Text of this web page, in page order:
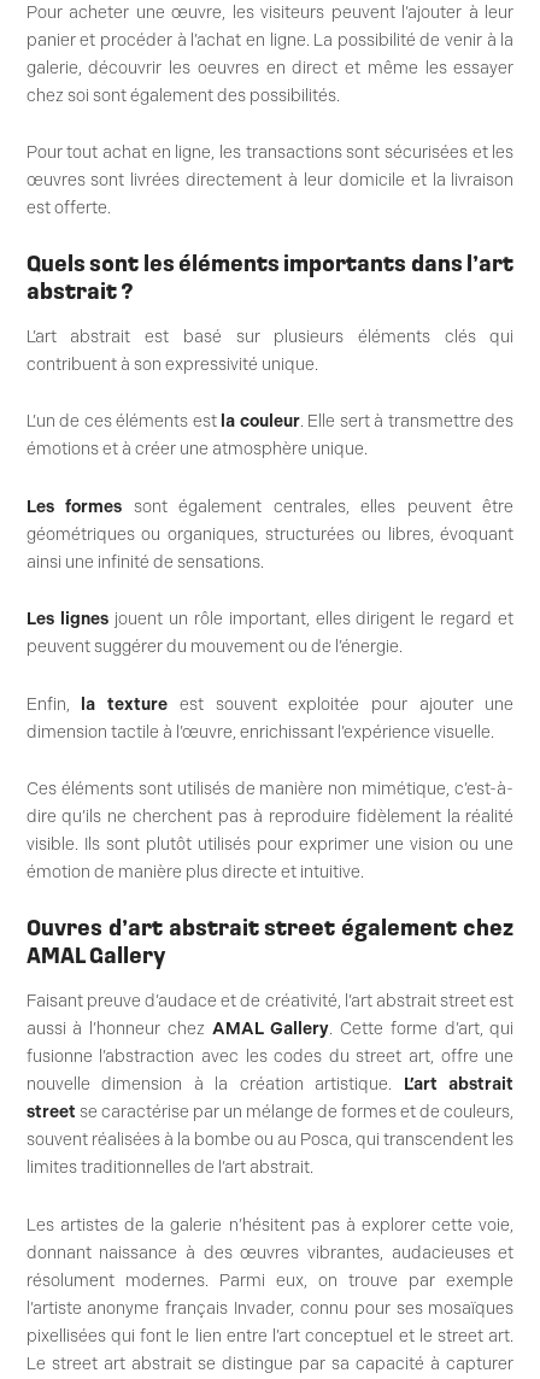
Pour acheter une œuvre, les visiteurs peuvent l’ajouter à leur
panier et procéder à l’achat en ligne. La possibilité de venir à la
galerie, découvrir les oeuvres en direct et même les essayer
chez soi sont également des possibilités.
Pour tout achat en ligne, les transactions sont sécurisées et les
œuvres sont livrées directement à leur domicile et la livraison
est offerte.
Quels sont les éléments importants dans l’art
abstrait ?
L’art abstrait est basé sur plusieurs éléments clés qui
contribuent à son expressivité unique.
L’un de ces éléments est la couleur. Elle sert à transmettre des
émotions et à créer une atmosphère unique.
Les formes sont également centrales, elles peuvent être
géométriques ou organiques, structurées ou libres, évoquant
ainsi une infinité de sensations.
Les lignesjouent un rôle important, elles dirigent le regard et
peuvent suggérer du mouvement ou de l’énergie.
Enfin, la texture est souvent exploitée pour ajouter une
dimension tactile à l’œuvre, enrichissant l’expérience visuelle.
Ces éléments sont utilisés de manière non mimétique, c’est-à-
dire qu’ils ne cherchent pas à reproduire fidèlement la réalité
visible. Ils sont plutôt utilisés pour exprimer une vision ou une
émotion de manière plus directe et intuitive.
Ouvres d’art abstrait street également chez
AMAL Gallery
Faisant preuve d’audace et de créativité, l’art abstrait street est
aussi à l’honneur chez AMAL Gallery. Cette forme d’art, qui
fusionne l’abstraction avec les codes du street art, offre une
nouvelle dimension à la création artistique. L’art abstrait
street se caractérise par un mélange de formes et de couleurs,
souvent réalisées à la bombe ou au Posca, qui transcendent les
limites traditionnelles de l’art abstrait.
Les artistes de la galerie n’hésitent pas à explorer cette voie,
donnant naissance à des œuvres vibrantes, audacieuses et
résolument modernes. Parmi eux, on trouve par exemple
l’artiste anonyme français Invader, connu pour ses mosaïques
pixellisées qui font le lien entre l’art conceptuel et le street art.
Le street art abstrait se distingue par sa capacité à capturer